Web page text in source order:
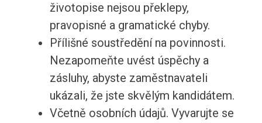
životopise nejsou překlepy,
pravopisné a gramatické chyby.
Přílišné soustředění na povinnosti.
Nezapomeňte uvést úspěchy a
zásluhy, abyste zaměstnavateli
ukázali, že jste skvělým kandidátem.
Včetně osobních údajů. Vyvarujte se